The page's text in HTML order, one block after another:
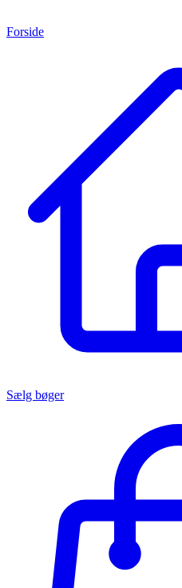
Forside
Sælg bøger